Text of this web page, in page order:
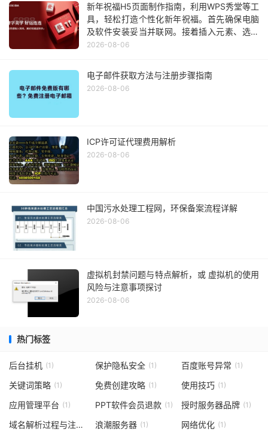
新年祝福H5页面制作指南，利用WPS秀堂等工
具，轻松打造个性化新年祝福。首先确保电脑
及软件安装妥当并联网。接着插入元素、选择
模板、编辑内容，快速生成独特作品。分享出
题，遵守平台规则。在制作过程中保持积极心
态和良好品质，为网络环境贡献正能量。最后
祝大家新年快乐，万事如意！
2026-08-06
电子邮件获取方法与注册步骤指南
2026-08-06
ICP许可证代理费用解析
2026-08-06
中国污水处理工程网，环保备案流程详解
2026-08-06
虚拟机封禁问题与特点解析，或 虚拟机的使用
风险与注意事项探讨
2026-08-06
热门标签
后台挂机 (1) 保护隐私安全 (1) 百度账号异常 (1)
关键词策略 (1) 免费创建攻略 (1) 使用技巧 (1)
应用管理平台 (1) PPT软件会员退款 (1) 授时服务器品牌 (1)
域名解析过程与注意事项 (1)
浪潮服务器 (1) 网络优化 (1)